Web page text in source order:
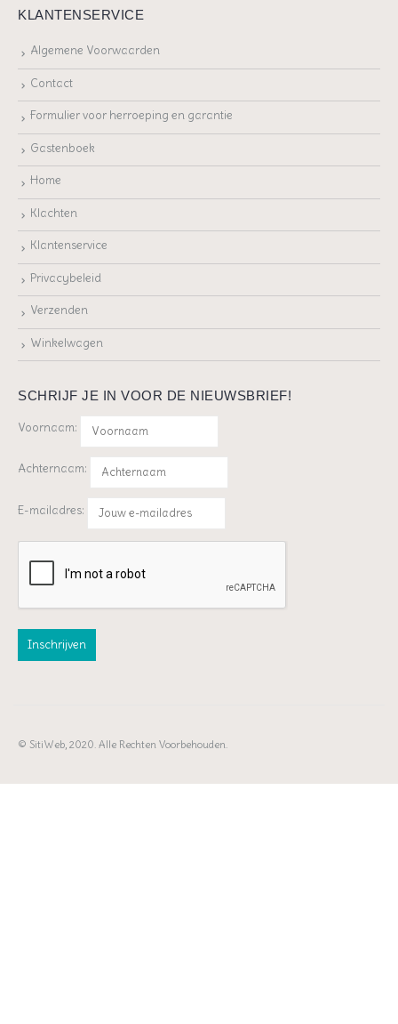
KLANTENSERVICE
Algemene Voorwaarden
Contact
Formulier voor herroeping en garantie
Gastenboek
Home
Klachten
Klantenservice
Privacybeleid
Verzenden
Winkelwagen
SCHRIJF JE IN VOOR DE NIEUWSBRIEF!
Voornaam:
Achternaam:
E-mailadres:
© SitiWeb, 2020. Alle Rechten Voorbehouden.